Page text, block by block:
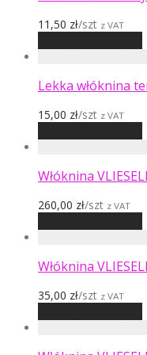
11,50 zł/szt z VAT
Lekka włóknina
15,00 zł/szt z VAT
Włóknina
260,00 zł/szt z VAT
Włóknina
35,00 zł/szt z VAT